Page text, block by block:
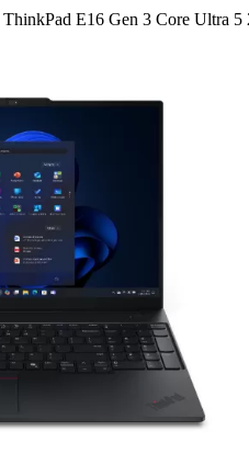
E16 Gen 3 Core Ultra